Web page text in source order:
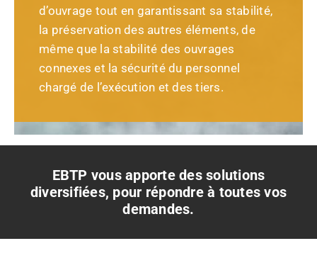
d’ouvrage tout en garantissant sa stabilité,
la préservation des autres éléments, de
même que la stabilité des ouvrages
connexes et la sécurité du personnel
chargé de l’exécution et des tiers.
EBTP vous apporte des solutions
diversifiées, pour répondre à toutes vos
demandes.